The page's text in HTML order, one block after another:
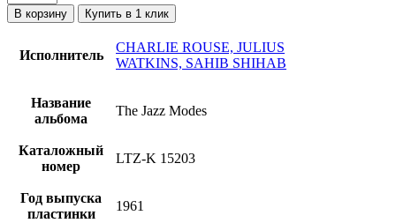
товара
Charlie
Julius
Shihab
Jazz
Modes
Великобритания,
моно,
В корзину Купить в 1 клик
Исполнитель
CHARLIE ROUSE, JULIUS
WATKINS, SAHIB SHIHAB
Название
альбома
The Jazz Modes
Каталожный
номер
LTZ-K 15203
Год выпуска
пластинки
1961